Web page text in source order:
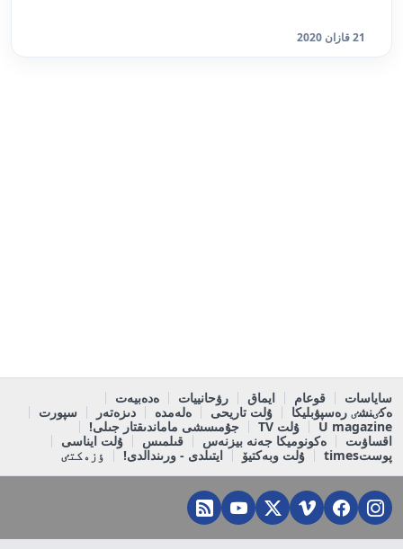
21 قازان 2020
ساياسات قوعام ايماق رۋحانييات
ەدەبيەت
ەكٸنشٸ رەسپۋبليكا
ۇلت تاريحى ەلەمدە دىزەتەر
سپورت
U magazine
ۇلت TV
جۇمىسشى ماماندىقتار جىلى!
اقساۋىت
ەكونوميكا جەنە بيزنەس قىلمىس
ۇلت ايناسى
پوستtimes
ۇلت وبەكتيۆ ايتىلدى - ورىندالدى! ٶزەكتٸ